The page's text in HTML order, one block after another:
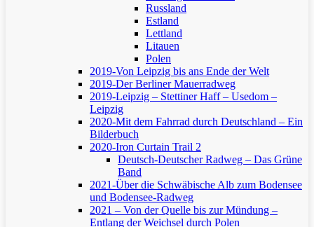
Russland
Estland
Lettland
Litauen
Polen
2019-Von Leipzig bis ans Ende der Welt
2019-Der Berliner Mauerradweg
2019-Leipzig – Stettiner Haff – Usedom –
Leipzig
2020-Mit dem Fahrrad durch Deutschland – Ein
Bilderbuch
2020-Iron Curtain Trail 2
Deutsch-Deutscher Radweg – Das Grüne
Band
2021-Über die Schwäbische Alb zum Bodensee
und Bodensee-Radweg
2021 – Von der Quelle bis zur Mündung –
Entlang der Weichsel durch Polen